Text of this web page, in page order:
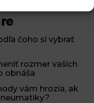
čoho si vybrať
rozmer vašich
obnáša
vám hrozia, ak